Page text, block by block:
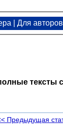
Для авторов
тексты
Предыдущая